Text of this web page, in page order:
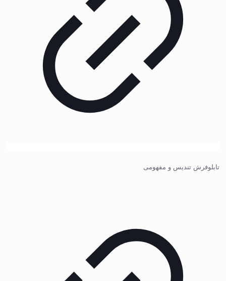
تابلوفرش تندیس و مفهومی